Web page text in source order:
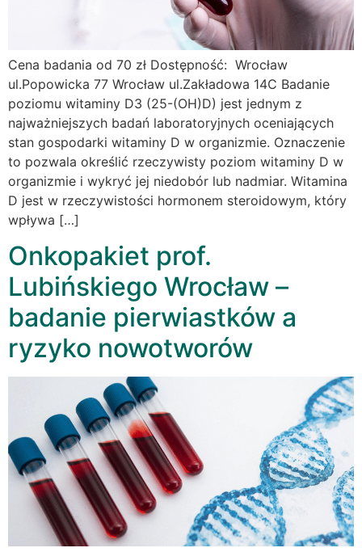
Cena badania od 70 zł Dostępność: Wrocław
ul.Popowicka 77 Wrocław ul.Zakładowa 14C Badanie
poziomu witaminy D3 (25-(OH)D) jest jednym z
najważniejszych badań laboratoryjnych oceniających
stan gospodarki witaminy D w organizmie. Oznaczenie
to pozwala określić rzeczywisty poziom witaminy D w
organizmie i wykryć jej niedobór lub nadmiar. Witamina
D jest w rzeczywistości hormonem steroidowym, który
wpływa […]
Onkopakiet prof.
Lubińskiego Wrocław –
badanie pierwiastków a
ryzyko nowotworów